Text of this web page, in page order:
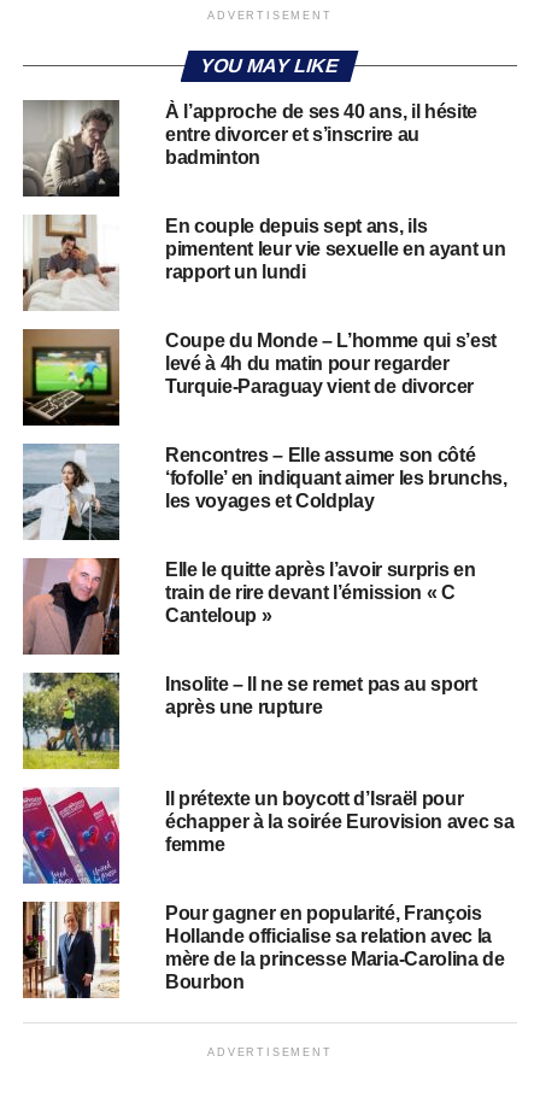
ADVERTISEMENT
YOU MAY LIKE
À l’approche de ses 40 ans, il hésite
entre divorcer et s’inscrire au
badminton
En couple depuis sept ans, ils
pimentent leur vie sexuelle en ayant un
rapport un lundi
Coupe du Monde – L’homme qui s’est
levé à 4h du matin pour regarder
Turquie-Paraguay vient de divorcer
Rencontres – Elle assume son côté
‘fofolle’ en indiquant aimer les brunchs,
les voyages et Coldplay
Elle le quitte après l’avoir surpris en
train de rire devant l’émission « C
Canteloup »
Insolite – Il ne se remet pas au sport
après une rupture
Il prétexte un boycott d’Israël pour
échapper à la soirée Eurovision avec sa
femme
Pour gagner en popularité, François
Hollande officialise sa relation avec la
mère de la princesse Maria-Carolina de
Bourbon
ADVERTISEMENT